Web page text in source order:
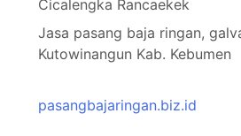
Cicalengka Rancaekek
Jasa pasang baja ringan,
Kutowinangun Kab. Kebumen
pasangbajaringan.biz.id